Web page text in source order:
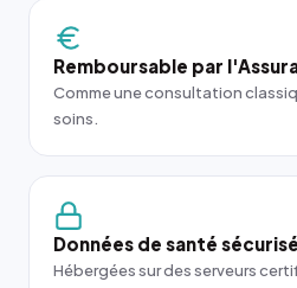
Remboursable par
Comme une consultation
soins.
Données de santé
Hébergées sur des serveurs